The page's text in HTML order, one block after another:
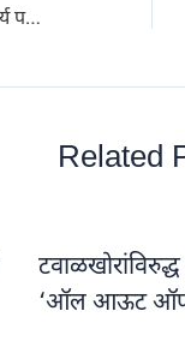
अमरावती येथील महाविद्यालयाच्या प्राचार्य पदी डॉ. करमसिंग राजपूत
Related
‘ऑल आऊट